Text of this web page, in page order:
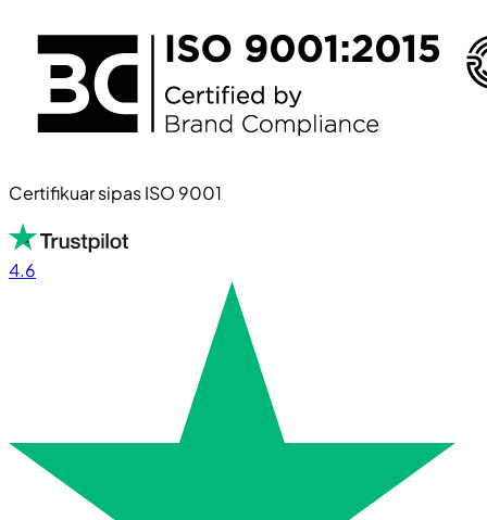
Certifikuar sipas ISO 9001
4.6